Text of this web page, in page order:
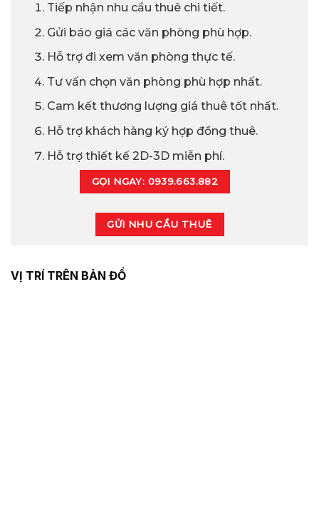
Tiếp nhận nhu cầu thuê chi tiết.
Gửi báo giá các văn phòng phù hợp.
Hỗ trợ đi xem văn phòng thực tế.
Tư vấn chọn văn phòng phù hợp nhất.
Cam kết thương lượng giá thuê tốt nhất.
Hỗ trợ khách hàng ký hợp đồng thuê.
Hỗ trợ thiết kế 2D-3D miễn phí.
GỌI NGAY: 0939.663.882
GỬI NHU CẦU THUÊ
VỊ TRÍ TRÊN BẢN ĐỒ